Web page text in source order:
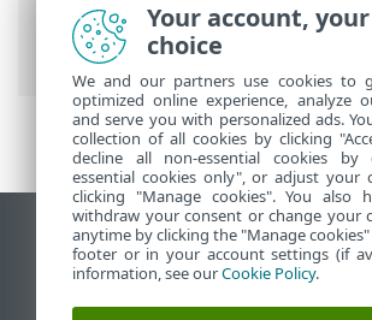
ESET 온라인 도움말>ESET
및 용어 > 메모리 덤프
데스크톱 사이트 보기
End of Life
ESET 지식 베이스
Your account,
choice
We and our partners use cookies to
optimized online experience, analyze
and serve you with personalized ads.
collection of all cookies by clicking
decline all non-essential cookies by
essential cookies only", or adjust your
clicking "Manage cookies". You also
withdraw your consent or change your
anytime by clicking the "Manage
footer or in your account settings (if
information, see ourCookie Policy.